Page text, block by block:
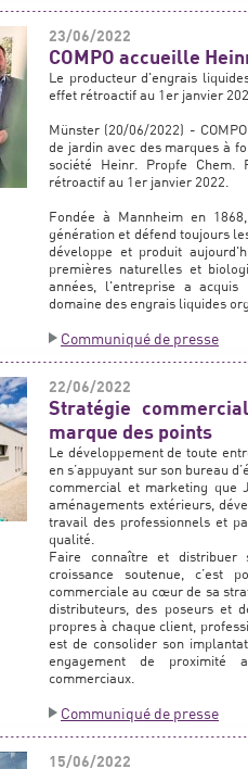
23/06/2022
COMPO accueille
Le producteur d'engrais
effet rétroactif au 1er janvier
Münster (20/06/2022) -
de jardin avec des marques à
société Heinr. Propfe Chem.
rétroactif au 1er janvier 2022.
Fondée à Mannheim en
génération et défend toujours
développe et produit
premières naturelles et
années, l'entreprise a
domaine des engrais liquides
Communiqué de presse
22/06/2022
Stratégie
marque des points
Le développement de toute
en s’appuyant sur son bureau
commercial et marketing que
aménagements extérieurs,
travail des professionnels et
qualité.
Faire connaître et distribuer
croissance soutenue, c’est
commerciale au cœur de sa
distributeurs, des poseurs et
propres à chaque client,
est de consolider son
engagement de proximité
commerciaux.
Communiqué de presse
15/06/2022